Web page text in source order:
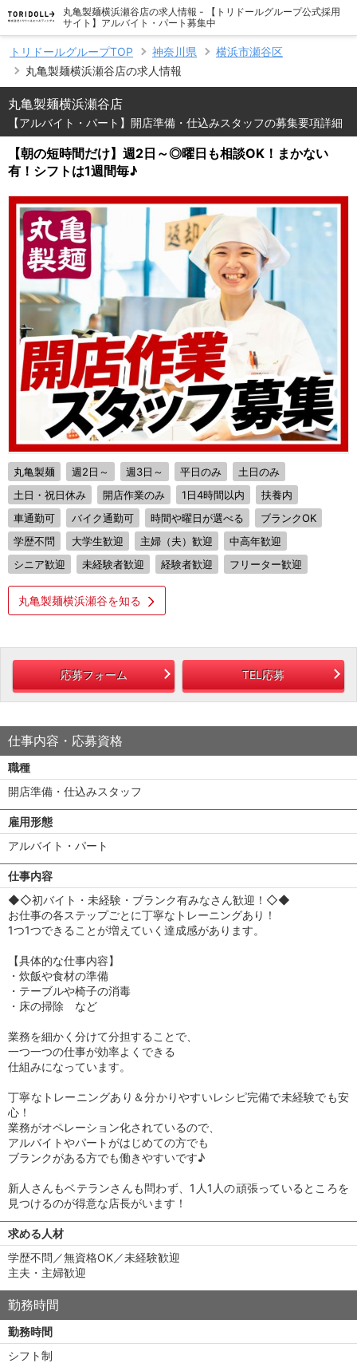
丸亀製麺横浜瀬谷店の求人情報 - 【トリドールグループ公式採用
サイト】アルバイト・パート募集中
トリドールグループTOP 神奈川県
横浜市瀬谷区
丸亀製麺横浜瀬谷店の求人情報
丸亀製麺横浜瀬谷店
【アルバイト・パート】開店準備・仕込みスタッフの募集要項詳細
【朝の短時間だけ】週2日～◎曜日も相談OK！まかない
有！シフトは1週間毎♪
丸亀製麺 週2日～ 週3日～ 平日のみ
土日のみ
土日・祝日休み
開店作業のみ 1日4時間以内
扶養内
車通勤可
バイク通勤可 時間や曜日が選べる
ブランクOK
学歴不問
大学生歓迎 主婦（夫）歓迎
中高年歓迎
シニア歓迎
未経験者歓迎 経験者歓迎 フリーター歓迎
丸亀製麺横浜瀬谷を知る
応募フォーム TEL応募
仕事内容・応募資格
職種
開店準備・仕込みスタッフ
雇用形態
アルバイト・パート
仕事内容
◆◇初バイト・未経験・ブランク有みなさん歓迎！◇◆
お仕事の各ステップごとに丁寧なトレーニングあり！
1つ1つできることが増えていく達成感があります。
【具体的な仕事内容】
・炊飯や食材の準備
・テーブルや椅子の消毒
・床の掃除 など
業務を細かく分けて分担することで、
一つ一つの仕事が効率よくできる
仕組みになっています。
丁寧なトレーニングあり＆分かりやすいレシピ完備で未経験でも安
心！
業務がオペレーション化されているので、
アルバイトやパートがはじめての方でも
ブランクがある方でも働きやすいです♪
新人さんもベテランさんも問わず、1人1人の頑張っているところを
見つけるのが得意な店長がいます！
求める人材
学歴不問／無資格OK／未経験歓迎
主夫・主婦歓迎
勤務時間
勤務時間
シフト制